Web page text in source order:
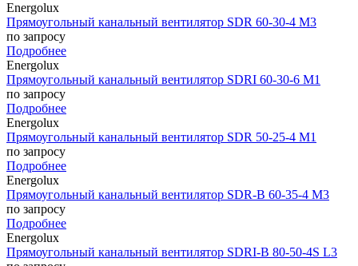
Energolux
Прямоугольный канальный вентилятор SDR 60-30-4 M3
по запросу
Подробнее
Energolux
Прямоугольный канальный вентилятор SDRI 60-30-6 M1
по запросу
Подробнее
Energolux
Прямоугольный канальный вентилятор SDR 50-25-4 M1
по запросу
Подробнее
Energolux
Прямоугольный канальный вентилятор SDR-B 60-35-4 M3
по запросу
Подробнее
Energolux
Прямоугольный канальный вентилятор SDRI-B 80-50-4S L3